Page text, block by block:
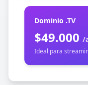
Dominio .TV
$49.000 /
Ideal para